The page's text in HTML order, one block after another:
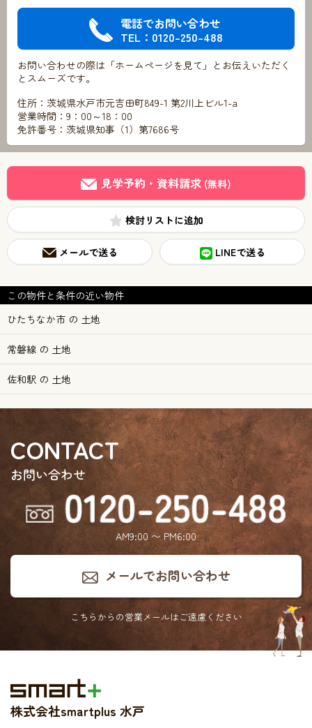
電話でお問い合わせ
TEL：0120-250-488
お問い合わせの際は「ホームページを見て」とお伝えいただく
とスムーズです。
住所：茨城県水戸市元吉田町849-1 第2川上ビル1-a
営業時間：9：00～18：00
免許番号：茨城県知事（1）第7686号
見学予約・資料請求 (無料)
検討リスト
メールで送る LINEで送る
この物件と条件の近い物件
ひたちなか市 の 土地
常磐線 の 土地
佐和駅 の 土地
CONTACT
お問い合わせ
AM9:00 〜 PM6:00
メールでお問い合わせ
こちらからの営業メールはご遠慮ください
株式会社smartplus 水戸